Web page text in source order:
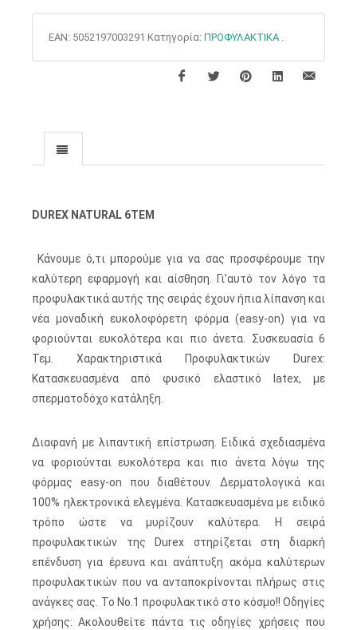
EAN: 5052197003291 Κατηγορία: ΠΡΟΦΥΛΑΚΤΙΚΑ.
DUREX NATURAL 6ΤΕΜ
Κάνουμε ό,τι μπορούμε για να σας προσφέρουμε την
καλύτερη εφαρμογή και αίσθηση. Γι’αυτό τον λόγο τα
προφυλακτικά αυτής της σειράς έχουν ήπια λίπανση και
νέα μοναδική ευκολοφόρετη φόρμα (easy-on) για να
φοριούνται ευκολότερα και πιο άνετα. Συσκευασία 6
Τεμ. Χαρακτηριστικά Προφυλακτικών Durex:
Κατασκευασμένα από φυσικό ελαστικό latex, με
σπερματοδόχο κατάληξη.
Διαφανή με λιπαντική επίστρωση. Ειδικά σχεδιασμένα
να φοριούνται ευκολότερα και πιο άνετα λόγω της
φόρμας easy-on που διαθέτουν. Δερματολογικά και
100% ηλεκτρονικά ελεγμένα. Κατασκευασμένα με ειδικό
τρόπο ώστε να μυρίζουν καλύτερα. Η σειρά
προφυλακτικών της Durex στηρίζεται στη διαρκή
επένδυση για έρευνα και ανάπτυξη ακόμα καλύτερων
προφυλακτικών που να ανταποκρίνονται πλήρως στις
ανάγκες σας. To No.1 προφυλακτικό στο κόσμο!! Οδηγίες
χρήσης: Ακολουθείτε πάντα τις οδηγίες χρήσεις που